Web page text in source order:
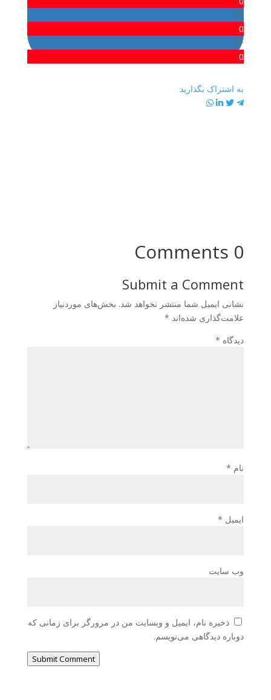
+1
0
+1
0
به اشتراک بگذارید
0 Comments
Submit a Comment
نشانی ایمیل شما منتشر نخواهد شد. بخش‌های موردنیاز
علامت‌گذاری شده‌اند *
دیدگاه *
نام *
ایمیل *
وب‌ سایت
ذخیره نام، ایمیل و وبسایت من در مرورگر برای زمانی که
دوباره دیدگاهی می‌نویسم.
Submit Comment